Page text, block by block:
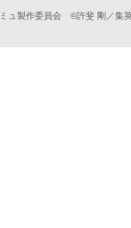
ュ製作委員会 ©許斐 剛／集